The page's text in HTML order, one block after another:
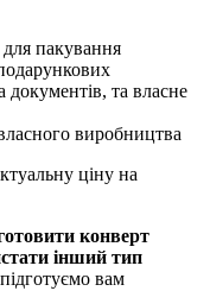
пакування
документів, та власне
виробництва
ціну на
конверт
інший тип
вам